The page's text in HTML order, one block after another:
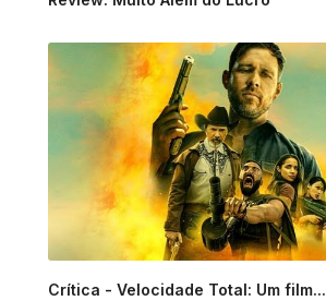
Crítica - Velocidade Total: Um film...